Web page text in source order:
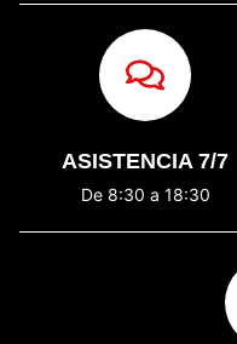
ASISTENCIA 7/7
De 8:30 a 18:30